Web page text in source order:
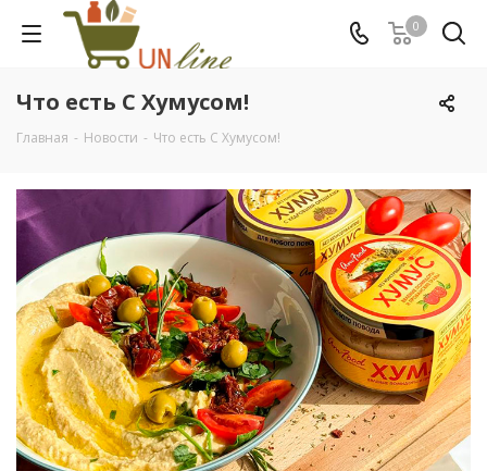
0
Что есть С Хумусом!
Главная - Новости - Что есть С Хумусом!